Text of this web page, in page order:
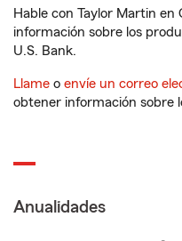
Hable con Taylor Martin
información sobre los
U.S. Bank.
Llame o envíe un correo
obtener información sobre
Anualidades